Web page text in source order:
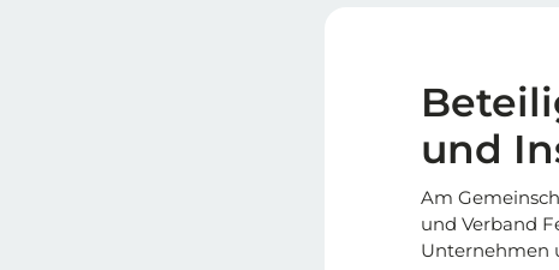
und
Am
und Verband
Unternehmen